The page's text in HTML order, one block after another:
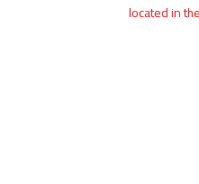
located in